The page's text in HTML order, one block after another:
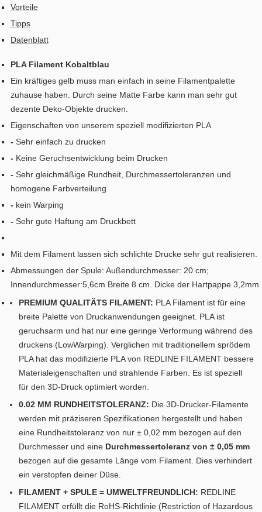
Vorteile
Tipps
Datenblatt
PLA Filament Kobaltblau
Ein kräftiges gelb muss man einfach in seine Filamentpalette
zuhause haben. Durch seine Matte Farbe kann man sehr gut
dezente Deko-Objekte drucken.
Eigenschaften von unserem speziell modifizierten PLA
- Sehr einfach zu drucken
- Keine Geruchsentwicklung beim Drucken
- Sehr gleichmäßige Rundheit, Durchmessertoleranzen und
homogene Farbverteilung
- kein Warping
- Sehr gute Haftung am Druckbett
Mit dem Filament lassen sich schlichte Drucke sehr gut realisieren.
Abmessungen der Spule: Außendurchmesser: 20 cm;
Innendurchmesser:5,6cm Breite 8 cm. Dicke der Hartpappe 3,2mm
PREMIUM QUALITÄTS FILAMENT: PLA Filament ist für eine
breite Palette von Druckanwendungen geeignet. PLA ist
geruchsarm und hat nur eine geringe Verformung während des
druckens (LowWarping). Verglichen mit traditionellem sprödem
PLA hat das modifizierte PLA von REDLINE FILAMENT bessere
Materialeigenschaften und strahlende Farben. Es ist speziell
für den 3D-Druck optimiert worden.
0.02 MM RUNDHEITSTOLERANZ: Die 3D-Drucker-Filamente
werden mit präziseren Spezifikationen hergestellt und haben
eine Rundheitstoleranz von nur ± 0,02 mm bezogen auf den
Durchmesser und eine Durchmessertoleranz von ± 0,05 mm
bezogen auf die gesamte Länge vom Filament. Dies verhindert
ein verstopfen deiner Düse.
FILAMENT + SPULE = UMWELTFREUNDLICH: REDLINE
FILAMENT erfüllt die RoHS-Richtlinie (Restriction of Hazardous